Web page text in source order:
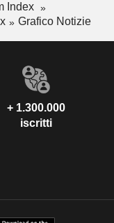
Index
Grafico Notizie
+ 1.300.000
iscritti